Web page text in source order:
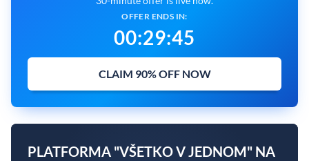
OFFER ENDS IN:
00:29:45
CLAIM 90% OFF NOW
PLATFORMA "VŠETKO V JEDNOM" NA